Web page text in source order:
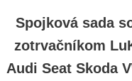
Spojková sada
zotrvačníkom
Audi Seat Skoda